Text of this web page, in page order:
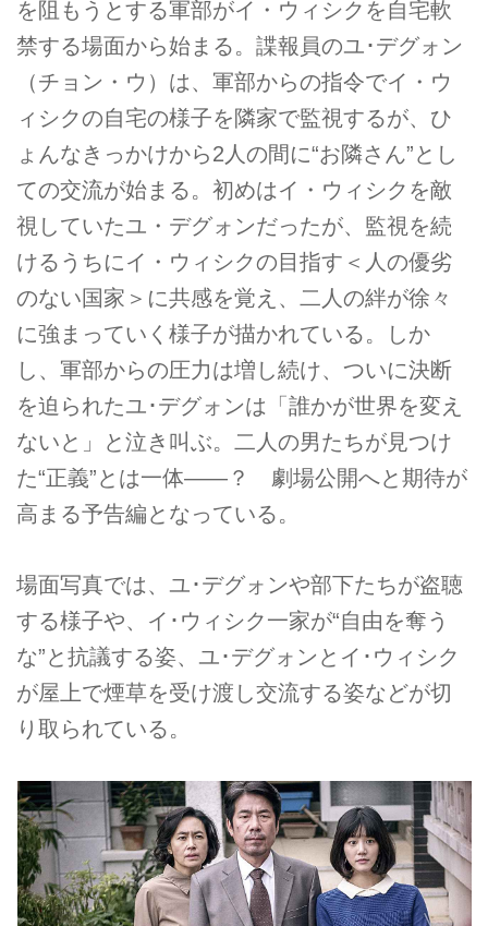
を阻もうとする軍部がイ・ウィシクを自宅軟
禁する場面から始まる。諜報員のユ･デグォン
（チョン・ウ）は、軍部からの指令でイ・ウ
ィシクの自宅の様子を隣家で監視するが、ひ
ょんなきっかけから2人の間に“お隣さん”とし
ての交流が始まる。初めはイ・ウィシクを敵
視していたユ・デグォンだったが、監視を続
けるうちにイ・ウィシクの目指す＜人の優劣
のない国家＞に共感を覚え、二人の絆が徐々
に強まっていく様子が描かれている。しか
し、軍部からの圧力は増し続け、ついに決断
を迫られたユ･デグォンは「誰かが世界を変え
ないと」と泣き叫ぶ。二人の男たちが見つけ
た“正義”とは一体――？ 劇場公開へと期待が
高まる予告編となっている。
場面写真では、ユ･デグォンや部下たちが盗聴
する様子や、イ･ウィシク一家が“自由を奪う
な”と抗議する姿、ユ･デグォンとイ･ウィシク
が屋上で煙草を受け渡し交流する姿などが切
り取られている。